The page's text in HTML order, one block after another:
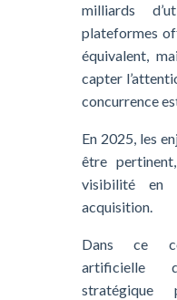
milliards
plateformes
équivalent,
capter
concurrence
En 2025, les
être
visibilité en
acquisition.
Dans ce
artificielle
stratégique